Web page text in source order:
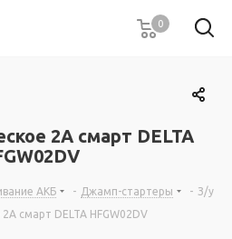
0
2А смарт DELTA
АКБ - Джамп-стартеры - З/у
смарт DELTA HFGW02DV